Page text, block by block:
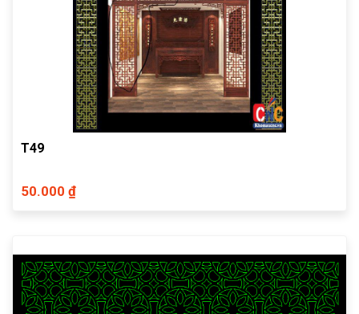
T49
50.000 ₫